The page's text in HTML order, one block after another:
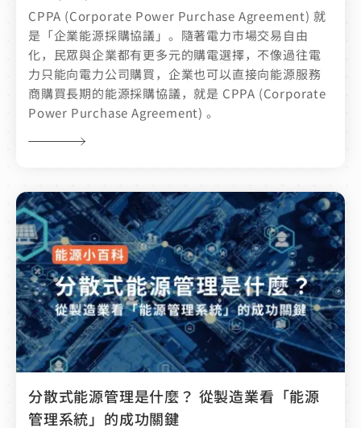
CPPA (Corporate Power Purchase Agreement) 就
是「企業能源採購協議」。隨著電力市場交易自由
化，民眾與企業都有更多元的購電選擇，不像過往電
力只能向電力公司購買，企業也可以直接向能源服務
商購買長期的能源採購協議，就是 CPPA (Corporate
Power Purchase Agreement) 。
分散式能源管理是什麼？ 從製造業看「能源
管理系統」的成功關鍵